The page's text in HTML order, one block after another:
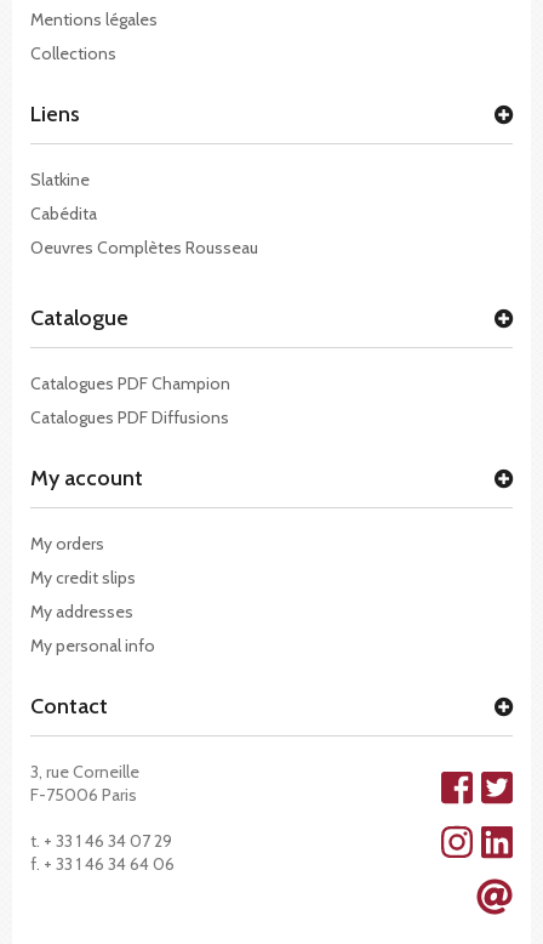
Mentions légales
Collections
Liens
Slatkine
Cabédita
Oeuvres Complètes Rousseau
Catalogue
Catalogues PDF Champion
Catalogues PDF Diffusions
My account
My orders
My credit slips
My addresses
My personal info
Contact
3, rue Corneille
F-75006 Paris
t. + 33 1 46 34 07 29
f. + 33 1 46 34 64 06